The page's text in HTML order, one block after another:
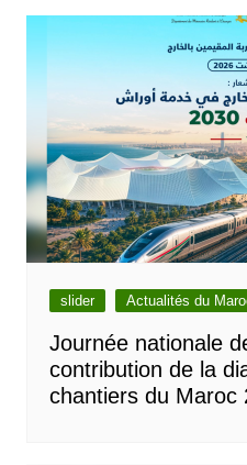
slider Actualités du
Journée nationale
contribution de la
chantiers du Maroc